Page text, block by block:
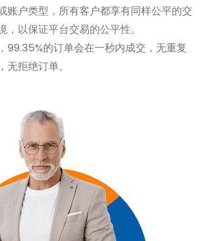
账户类型，所有客户都享有同样公平的交
，以保证平台交易的公平性。
99.35%的订单会在一秒内成交，无重复
无拒绝订单。